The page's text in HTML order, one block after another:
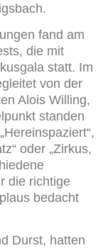
fand am
die mit
statt. Im
von der
Alois Willing,
standen
oder „Zirkus,
die richtige
bedacht
Durst, hatten